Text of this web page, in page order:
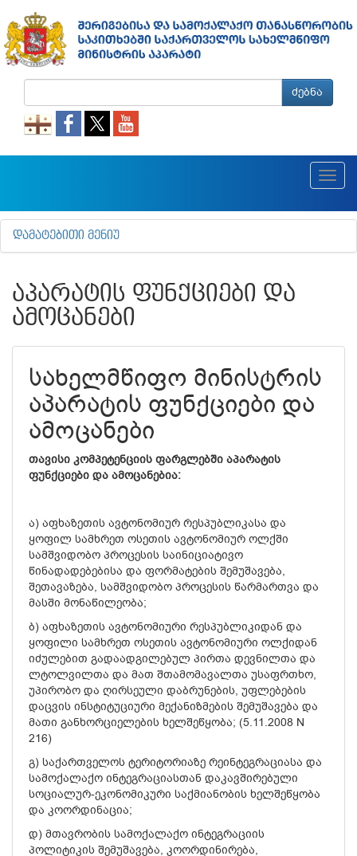
ძებნა
ᲓᲐᲛᲐᲢᲔᲑᲘᲗᲘ ᲛᲔᲜᲘᲣ
ᲐᲞᲐᲠᲐᲢᲘᲡ ᲤᲣᲜᲥᲪᲘᲔᲑᲘ ᲓᲐ
ᲐᲛᲝᲪᲐᲜᲔᲑᲘ
სახელმწიფო მინისტრის
აპარატის ფუნქციები და
ამოცანები
თავისი კომპეტენციის ფარგლებში აპარატის
ფუნქციები და ამოცანებია:
ა) აფხაზეთის ავტონომიურ რესპუბლიკასა და
ყოფილ სამხრეთ ოსეთის ავტონომიურ ოლქში
სამშვიდობო პროცესის საინიციატივო
წინადადებებისა და ფორმატების შემუშავება,
შეთავაზება, სამშვიდობო პროცესის წარმართვა და
მასში მონაწილეობა;
ბ) აფხაზეთის ავტონომიური რესპუბლიკიდან და
ყოფილი სამხრეთ ოსეთის ავტონომიური ოლქიდან
იძულებით გადაადგილებულ პირთა დევნილთა და
ლტოლვილთა და მათ შთამომავალთა უსაფრთხო,
უპირობო და ღირსეული დაბრუნების, უფლებების
დაცვის ინსტიტუციური მექანიზმების შემუშავება და
მათი განხორციელების ხელშეწყობა; (5.11.2008 N
216)
გ) საქართველოს ტერიტორიაზე რეინტეგრაციასა და
სამოქალაქო ინტეგრაციასთან დაკავშირებული
სოციალურ-ეკონომიკური საქმიანობის ხელშეწყობა
და კოორდინაცია;
დ) მთავრობის სამოქალაქო ინტეგრაციის
პოლიტიკის შემუშავება, კოორდინირება,